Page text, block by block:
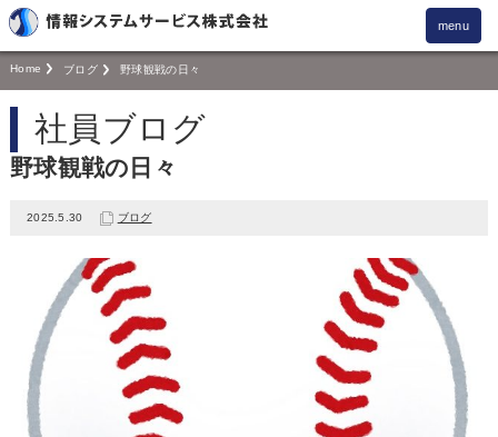
menu
Home ブログ 野球観戦の日々
社員ブログ
野球観戦の日々
2025.5.30 ブログ